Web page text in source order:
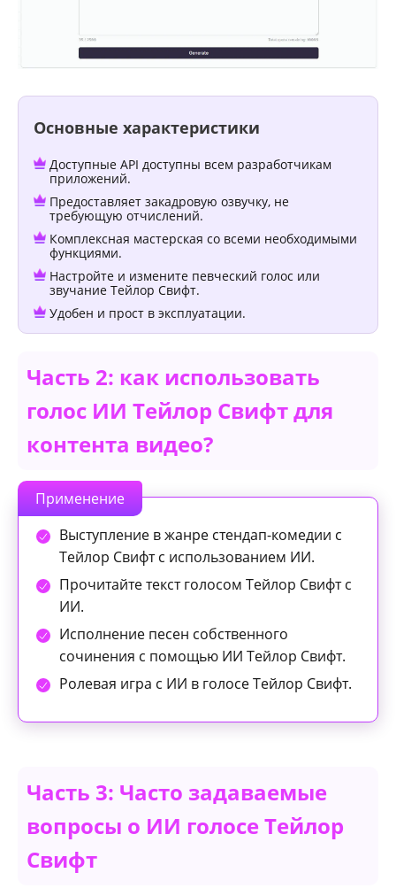
Основные характеристики
Доступные API доступны всем разработчикам
приложений.
Предоставляет закадровую озвучку, не
требующую отчислений.
Комплексная мастерская со всеми необходимыми
функциями.
Настройте и измените певческий голос или
звучание Тейлор Свифт.
Удобен и прост в эксплуатации.
Часть 2: как использовать
голос ИИ Тейлор Свифт для
контента видео?
Применение
Выступление в жанре стендап-комедии с
Тейлор Свифт с использованием ИИ.
Прочитайте текст голосом Тейлор Свифт с
ИИ.
Исполнение песен собственного
сочинения с помощью ИИ Тейлор Свифт.
Ролевая игра с ИИ в голосе Тейлор Свифт.
Часть 3: Часто задаваемые
вопросы о ИИ голосе Тейлор
Свифт